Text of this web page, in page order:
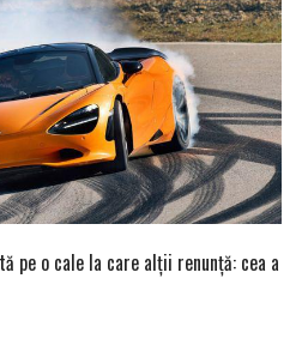
pe o cale la care alții renunță: cea a